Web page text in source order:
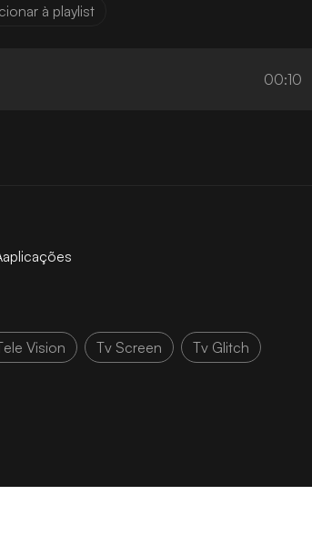
à playlist
00:10
Vision Tv Screen Tv Glitch